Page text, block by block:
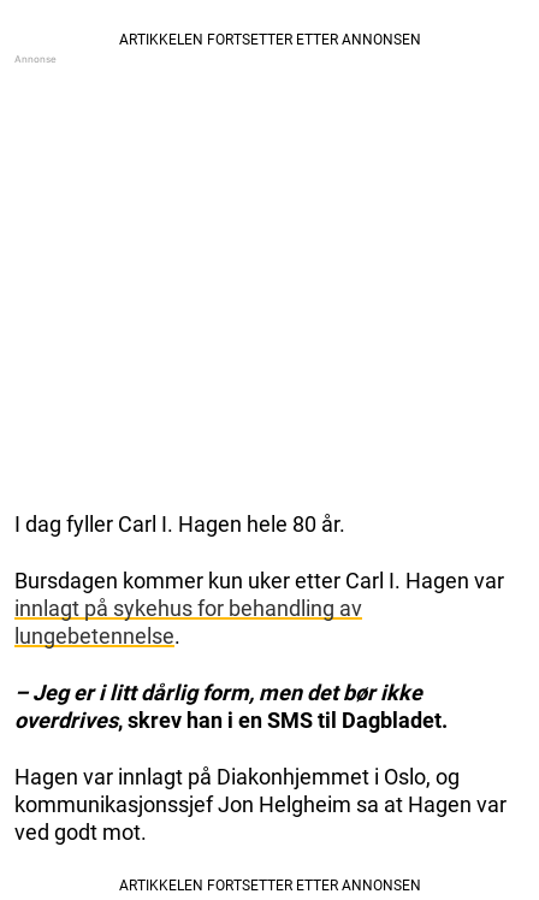
I dag fyller Carl I. Hagen hele 80 år.
Bursdagen kommer kun uker etter Carl I. Hagen var
innlagt på sykehus for behandling av
lungebetennelse.
– Jeg er i litt dårlig form, men det bør ikke
overdrives, skrev han i en SMS til Dagbladet.
Hagen var innlagt på Diakonhjemmet i Oslo, og
kommunikasjonssjef Jon Helgheim sa at Hagen var
ved godt mot.